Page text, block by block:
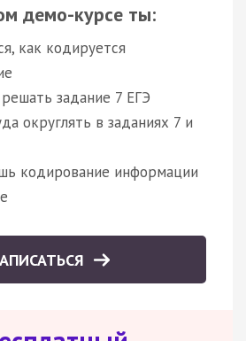
демо-курсе ты:
как кодируется
задание 7 ЕГЭ
округлять в заданиях 7 и
кодирование информации